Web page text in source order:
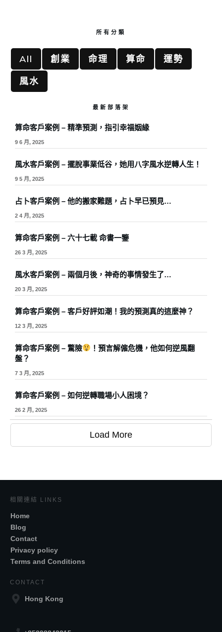
所有分類
All 創業 命理 算命
運勢
風水
最新部落架
算命客戶案例 – 精準預測，指引幸福姻緣
9 6 月, 2025
風水客戶案例 – 擺脫事業低谷，她用八字風水逆轉人生！
9 5 月, 2025
占卜客戶案例 – 他的搬家難題，占卜早已預見…
2 4 月, 2025
算命客戶案例 – 六十七載 命書一鑒
26 3 月, 2025
風水客戶案例 – 兩個月後，神奇的事情發生了…
20 3 月, 2025
算命客戶案例 – 客戶好評如潮！我的預測真的這麼神？
12 3 月, 2025
算命客戶案例 – 驚險
！預言解僱危機，他如何逆風翻
盤？
7 3 月, 2025
算命客戶案例 – 如何逆轉職場小人困境？
26 2 月, 2025
Load More
相關連結 LINKS
Home
Blog
Contact
Privacy policy
Terms and Conditions
CONTACT
Hong Kong